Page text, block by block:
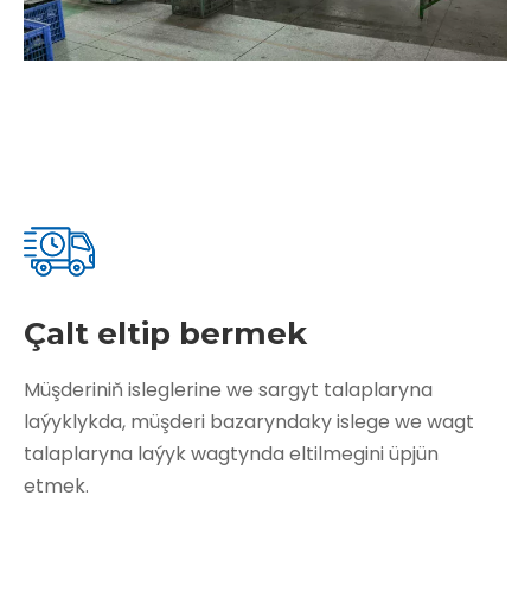
Çalt eltip bermek
Müşderiniň isleglerine we sargyt talaplaryna
laýyklykda, müşderi bazaryndaky islege we wagt
talaplaryna laýyk wagtynda eltilmegini üpjün
etmek.